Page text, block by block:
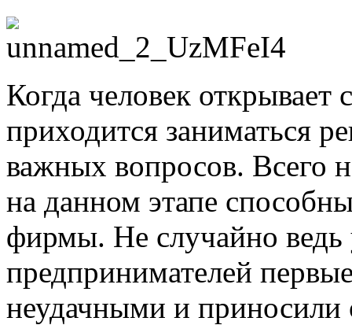
Когда человек
приходится заниматься
важных вопросов. Всего
на данном этапе
фирмы. Не случайно
предпринимателей
неудачными и